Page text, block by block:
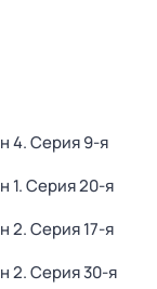
4. Серия 9-я
1. Серия 20-я
2. Серия 17-я
2. Серия 30-я